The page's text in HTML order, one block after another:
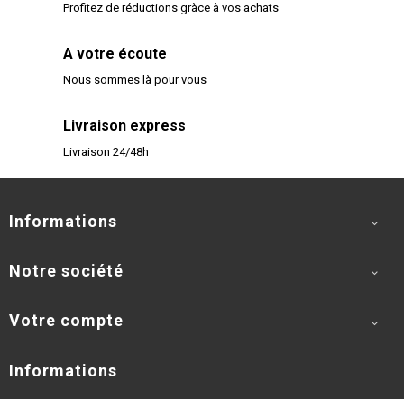
Profitez de réductions gràce à vos achats
A votre écoute
Nous sommes là pour vous
Livraison express
Livraison 24/48h
Informations 
Notre société 
Votre compte 
Informations